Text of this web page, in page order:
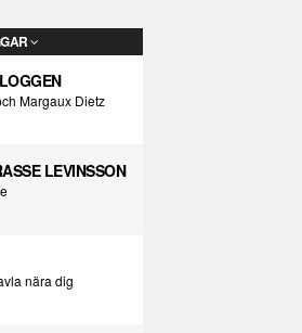
Margaux Dietz
LEVINSSON
nära dig